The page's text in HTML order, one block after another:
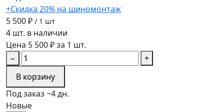
+Скидка 20% на шиномонтаж
5 500 ₽ / 1 шт
4 шт. в наличии
Цена 5 500 ₽ за 1 шт.
−
+
В корзину
Под заказ ~4 дн.
Новые